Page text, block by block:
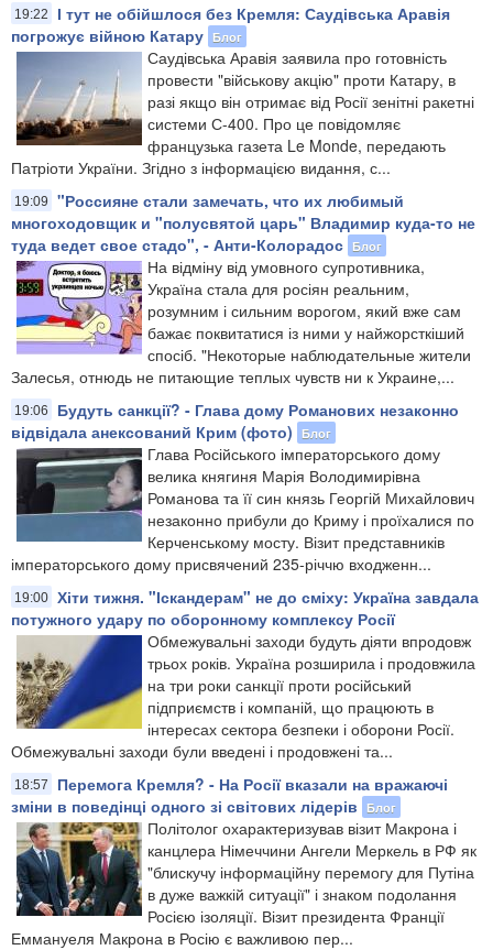
19:22
І тут не обійшлося без Кремля: Саудівська Аравія
погрожує війною Катару Блог
Саудівська Аравія заявила про готовність
провести "військову акцію" проти Катару, в
разі якщо він отримає від Росії зенітні ракетні
системи С-400. Про це повідомляє
французька газета Le Monde, передають
Патріоти України. Згідно з інформацією видання, с...
19:09
"Россияне стали замечать, что их любимый
многоходовщик и "полусвятой царь" Владимир куда-то не
туда ведет свое стадо", - Анти-Колорадос Блог
На відміну від умовного супротивника,
Україна стала для росіян реальним,
розумним і сильним ворогом, який вже сам
бажає поквитатися із ними у найжорсткіший
спосіб. "Некоторые наблюдательные жители
Залесья, отнюдь не питающие теплых чувств ни к Украине,...
19:06
Будуть санкції? - Глава дому Романових незаконно
відвідала анексований Крим (фото)
Блог
Глава Російського імператорського дому
велика княгиня Марія Володимирівна
Романова та її син князь Георгій Михайлович
незаконно прибули до Криму і проїхалися по
Керченському мосту. Візит представників
імператорського дому присвячений 235-річчю входженн...
19:00 Хіти тижня. "Іскандерам" не до сміху: Україна завдала
потужного удару по оборонному комплексу Росії
Обмежувальні заходи будуть діяти впродовж
трьох років. Україна розширила і продовжила
на три роки санкції проти російський
підприємств і компаній, що працюють в
інтересах сектора безпеки і оборони Росії.
Обмежувальні заходи були введені і продовжені та...
18:57
Перемога Кремля? - На Росії вказали на вражаючі
зміни в поведінці одного зі світових лідерів
Блог
Політолог охарактеризував візит Макрона і
канцлера Німеччини Ангели Меркель в РФ як
"блискучу інформаційну перемогу для Путіна
в дуже важкій ситуації" і знаком подолання
Росією ізоляції. Візит президента Франції
Еммануеля Макрона в Росію є важливою пер...